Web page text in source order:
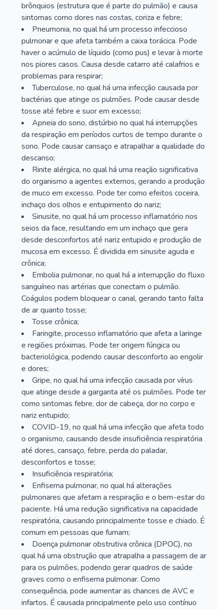
brônquios (estrutura que é parte do pulmão) e causa
sintomas como dores nas costas, coriza e febre;
Pneumonia, no qual há um processo infeccioso
pulmonar e que afeta também a caixa torácica. Pode
haver o acúmulo de líquido (como pus) e levar à morte
nos piores casos. Causa desde catarro até calafrios e
problemas para respirar;
Tuberculose, no qual há uma infecção causada por
bactérias que atinge os pulmões. Pode causar desde
tosse até febre e suor em excesso;
Apneia do sono, distúrbio no qual há interrupções
da respiração em períodos curtos de tempo durante o
sono. Pode causar cansaço e atrapalhar a qualidade do
descanso;
Rinite alérgica, no qual há uma reação significativa
do organismo a agentes externos, gerando a produção
de muco em excesso. Pode ter como efeitos coceira,
inchaço dos olhos e entupimento do nariz;
Sinusite, no qual há um processo inflamatório nos
seios da face, resultando em um inchaço que gera
desde desconfortos até nariz entupido e produção de
mucosa em excesso. É dividida em sinusite aguda e
crônica;
Embolia pulmonar, no qual há a interrupção do fluxo
sanguíneo nas artérias que conectam o pulmão.
Coágulos podem bloquear o canal, gerando tanto falta
de ar quanto tosse;
Tosse crônica;
Faringite, processo inflamatório que afeta a laringe
e regiões próximas. Pode ter origem fúngica ou
bacteriológica, podendo causar desconforto ao engolir
e dores;
Gripe, no qual há uma infecção causada por vírus
que atinge desde a garganta até os pulmões. Pode ter
como sintomas febre, dor de cabeça, dor no corpo e
nariz entupido;
COVID-19, no qual há uma infecção que afeta todo
o organismo, causando desde insuficiência respiratória
até dores, cansaço, febre, perda do paladar,
desconfortos e tosse;
Insuficiência respiratória;
Enfisema pulmonar, no qual há alterações
pulmonares que afetam a respiração e o bem-estar do
paciente. Há uma redução significativa na capacidade
respiratória, causando principalmente tosse e chiado. É
comum em pessoas que fumam;
Doença pulmonar obstrutiva crônica (DPOC), no
qual há uma obstrução que atrapalha a passagem de ar
para os pulmões, podendo gerar quadros de saúde
graves como o enfisema pulmonar. Como
consequência, pode aumentar as chances de AVC e
infartos. É causada principalmente pelo uso contínuo